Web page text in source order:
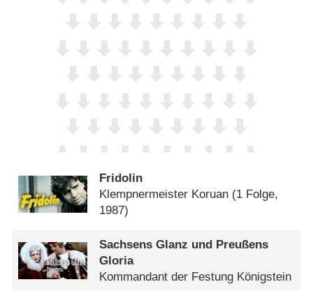
Fridolin
Klempnermeister Koruan (1 Folge,
1987)
Sachsens Glanz und Preußens
Gloria
Kommandant der Festung Königstein